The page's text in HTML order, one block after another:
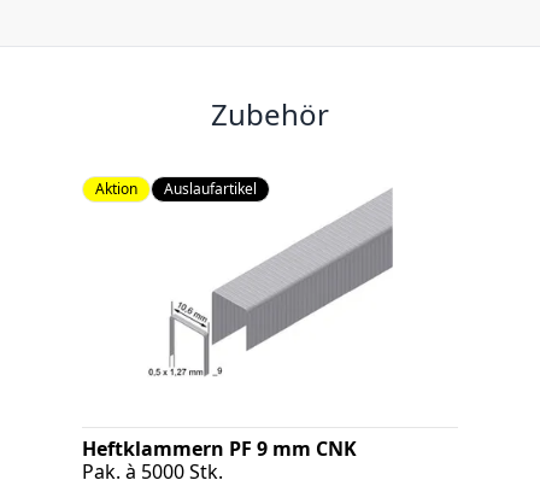
Zubehör
Aktion Auslaufartikel
Heftklammern PF 9 mm CNK
Pak. à 5000 Stk.